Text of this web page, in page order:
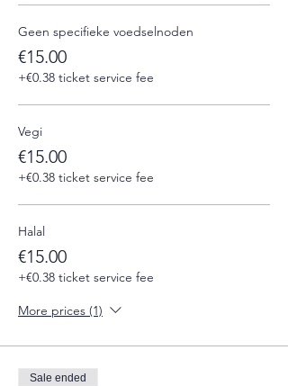
Geen specifieke voedselnoden
€15.00
+€0.38 ticket service fee
Vegi
€15.00
+€0.38 ticket service fee
Halal
€15.00
+€0.38 ticket service fee
More prices (1)
Sale ended